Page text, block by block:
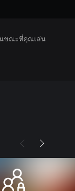
นขณะที่คุณเล่น